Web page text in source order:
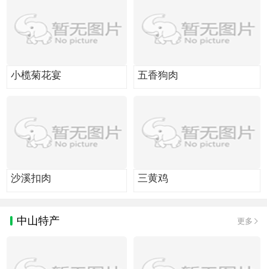
小榄菊花宴 五香狗肉
沙溪扣肉 三黄鸡
中山特产 更多